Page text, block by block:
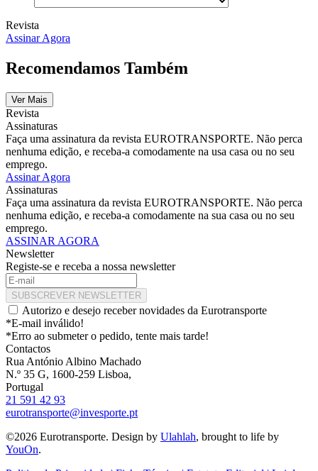
Revista
Assinar Agora
Recomendamos Também
Ver Mais
Revista
Assinaturas
Faça uma assinatura da revista EUROTRANSPORTE. Não perca
nenhuma edição, e receba-a comodamente na usa casa ou no seu
emprego.
Assinar Agora
Assinaturas
Faça uma assinatura da revista EUROTRANSPORTE. Não perca
nenhuma edição, e receba-a comodamente na sua casa ou no seu
emprego.
ASSINAR AGORA
Newsletter
Registe-se e receba a nossa newsletter
SUBSCREVER NEWSLETTER
Autorizo e desejo receber novidades da Eurotransporte
*E-mail inválido!
*Erro ao submeter o pedido, tente mais tarde!
Contactos
Rua António Albino Machado
N.º 35 G, 1600-259 Lisboa,
Portugal
21 591 42 93
eurotransporte@invesporte.pt
©2026 Eurotransporte. Design by Ulahlah, brought to life by
YouOn.